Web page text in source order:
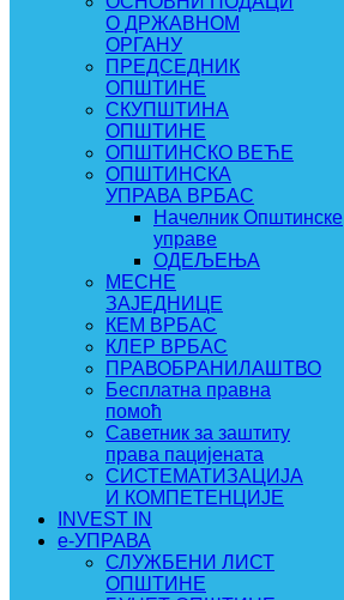
О ДРЖАВНОМ
ОРГАНУ
ПРЕДСЕДНИК
ОПШТИНЕ
СКУПШТИНА
ОПШТИНЕ
ОПШТИНСКО ВЕЋЕ
ОПШТИНСКА
УПРАВА ВРБАС
Начелник Општинске
управе
ОДЕЉЕЊА
МЕСНЕ
ЗАЈЕДНИЦЕ
КЕМ ВРБАС
КЛЕР ВРБАС
ПРАВОБРАНИЛАШТВО
Бесплатна правна
помоћ
Саветник за заштиту
права пацијената
СИСТЕМАТИЗАЦИЈА
И КОМПЕТЕНЦИЈЕ
INVEST IN
e-УПРАВА
СЛУЖБЕНИ ЛИСТ
ОПШТИНЕ